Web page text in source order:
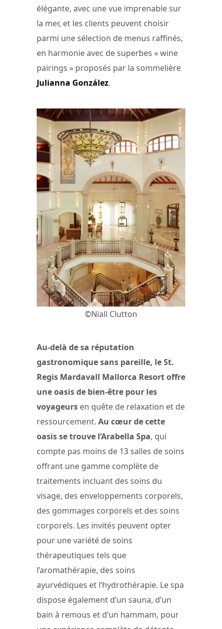
élégante, avec une vue imprenable sur
la mer, et les clients peuvent choisir
parmi une sélection de menus raffinés,
en harmonie avec de superbes « wine
pairings » proposés par la sommelière
Julianna González.
©Niall Clutton
Au-delà de sa réputation
gastronomique sans pareille, le St.
Regis Mardavall Mallorca Resort offre
une oasis de bien-être pour les
voyageurs en quête de relaxation et de
ressourcement. Au cœur de cette
oasis se trouve l’Arabella Spa, qui
compte pas moins de 13 salles de soins
offrant une gamme complète de
traitements incluant des soins du
visage, des enveloppements corporels,
des gommages corporels et des soins
corporels. Les invités peuvent opter
pour une variété de soins
thérapeutiques tels que
l’aromathérapie, des soins
ayurvédiques et l’hydrothérapie. Le spa
dispose également d’un sauna, d’un
bain à remous et d’un hammam, pour